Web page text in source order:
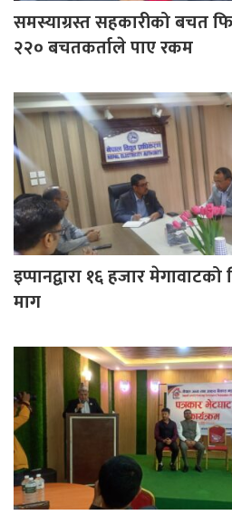
समस्याग्रस्त सहकारीको बचत
२२० बचतकर्ताले पाए रकम
इप्पानद्वारा १६ हजार
माग